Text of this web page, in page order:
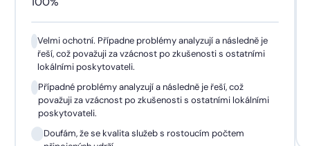
Velmi ochotní. Případne problémy analyzují a následně je
řeší, což považuji za vzácnost po zkušenosti s ostatními
lokálními poskytovateli.
Případné problémy analyzují a následně je řeší, což
považuji za vzácnost po zkušenosti s ostatními lokálními
poskytovateli.
Doufám, že se kvalita služeb s rostoucím počtem